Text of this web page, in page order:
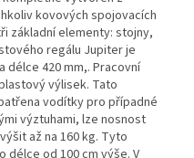
kovových spojovacích
základní elementy: stojny,
regálu Jupiter je
délce 420 mm,. Pracovní
výlisek. Tato
vodítky pro případné
výztuhami, lze nosnost
až na 160 kg. Tyto